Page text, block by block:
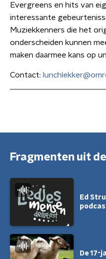
Evergreens en hits van
interessante
Muziekkenners die het
onderscheiden kunnen
maken daarmee kans op
Contact:
Fragmenten uit
Ed
De 17-